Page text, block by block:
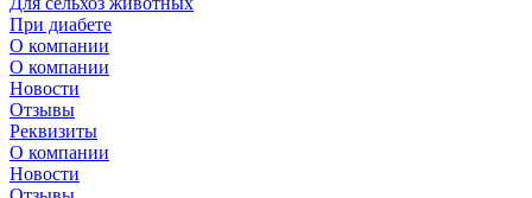
При диабете
О компании
О компании
Новости
Отзывы
Реквизиты
О компании
Новости